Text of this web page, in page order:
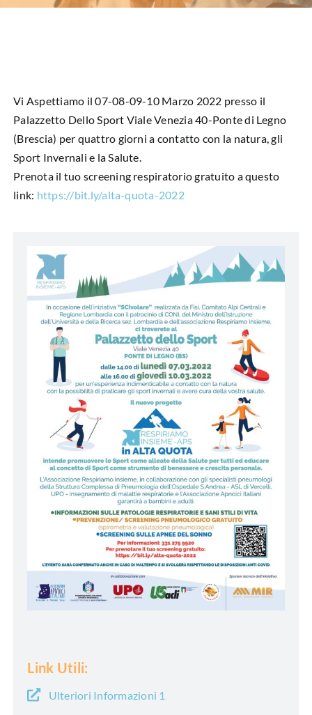
L’ANGOLO DEL PAZIENTE
CONTATTI
DIVENTA SOCIO
Vi Aspettiamo il 07-08-09-10 Marzo 2022 presso il
Palazzetto Dello Sport Viale Venezia 40-Ponte di Legno
(Brescia) per quattro giorni a contatto con la natura, gli
Sport Invernali e la Salute.
Prenota il tuo screening respiratorio gratuito a questo
link: https://bit.ly/alta-quota-2022
Link Utili:
Ulteriori Informazioni 1